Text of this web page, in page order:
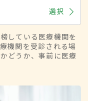
選択
している医療機関を
機関を受診される場
どうか、事前に医療